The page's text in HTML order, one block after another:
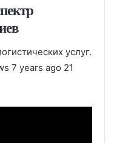
услуг.
7 years ago 21